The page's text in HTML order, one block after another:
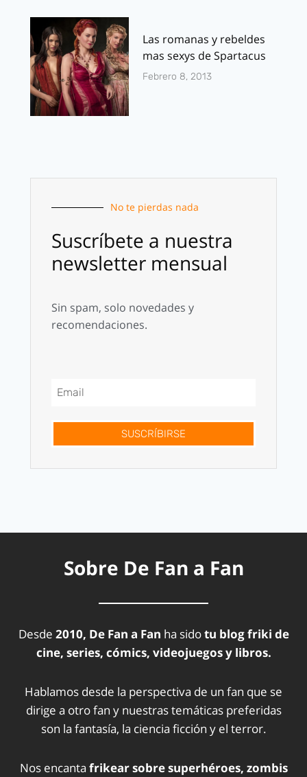
Las romanas y rebeldes
mas sexys de Spartacus
Febrero 8, 2013
No te pierdas nada
Suscríbete a nuestra
newsletter mensual
Sin spam, solo novedades y
recomendaciones.
SUSCRÍBIRSE
Sobre De Fan a Fan
Desde 2010, De Fan a Fan ha sidotu blog friki de
cine, series, cómics, videojuegos y libros.
Hablamos desde la perspectiva de un fan que se
dirige a otro fan y nuestras temáticas preferidas
son la fantasía, la ciencia ficción y el terror.
Nos encanta frikear sobre superhéroes, zombis